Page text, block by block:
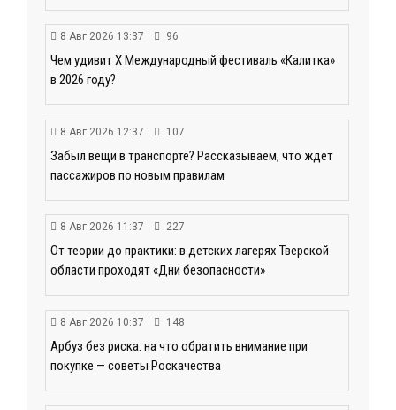
8 Авг 2026 13:37 96
Чем удивит X Международный фестиваль «Калитка»
в 2026 году?
8 Авг 2026 12:37 107
Забыл вещи в транспорте? Рассказываем, что ждёт
пассажиров по новым правилам
8 Авг 2026 11:37 227
От теории до практики: в детских лагерях Тверской
области проходят «Дни безопасности»
8 Авг 2026 10:37 148
Арбуз без риска: на что обратить внимание при
покупке — советы Роскачества